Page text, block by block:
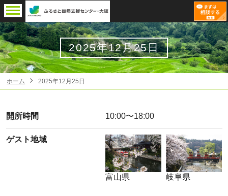
2025年12月25日
ホーム 2025年12月25日
開所時間 10:00〜18:00
ゲスト地域
富山県 岐阜県